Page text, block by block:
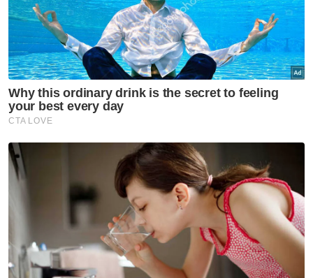
Kerajaan & Polisi
Peruncitan
Artikel Disyorkan
Nasional